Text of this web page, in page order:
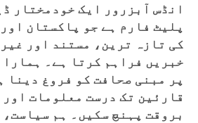
انڈس آبزرور ایک خودمختار
پلیٹ فارم ہے جو پاکستان
کی تازہ ترین، مستند اور
خبریں فراہم کرتا ہے۔
پر مبنی صحافت کو فروغ دینا
قارئین تک درست معلومات
بروقت پہنچ سکیں۔ ہم سیاست،